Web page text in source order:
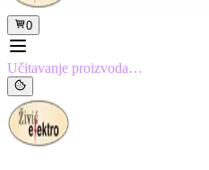
0
Učitavanje proizvoda…